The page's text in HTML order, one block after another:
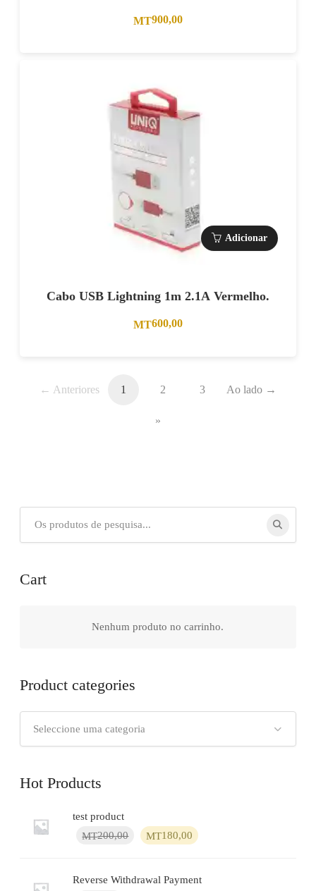
MT900,00
Adicionar
Cabo USB Lightning 1m 2.1A Vermelho.
MT600,00
← Anteriores 1 2 3 Ao lado →
»
Cart
Nenhum produto no carrinho.
Product categories
Seleccione uma categoria
Hot Products
test product
MT200,00
O
era:
MT180,00 O
é:
Reverse Withdrawal Payment